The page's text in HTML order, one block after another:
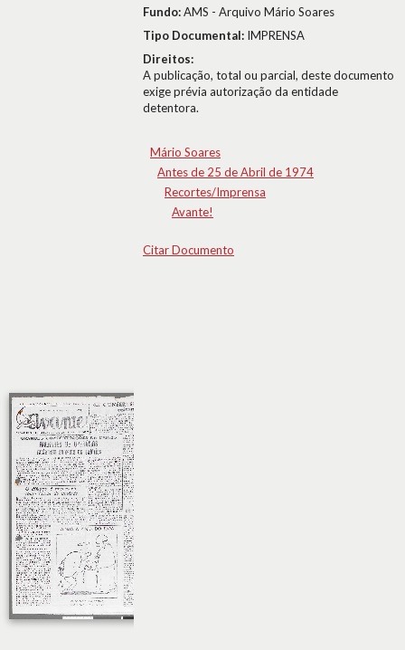
Fundo:AMS - Arquivo Mário Soares
Tipo Documental: IMPRENSA
Direitos:
A publicação, total ou parcial, deste documento
exige prévia autorização da entidade
detentora.
Mário Soares
Antes de 25 de Abril de 1974
Recortes/Imprensa
Avante!
Citar Documento